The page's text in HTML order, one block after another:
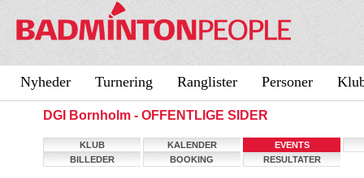
Nyheder Turnering Ranglister Personer
DGI Bornholm - OFFENTLIGE SIDER
KLUB KALENDER
EVENTS
BILLEDER
BOOKING RESULTATER